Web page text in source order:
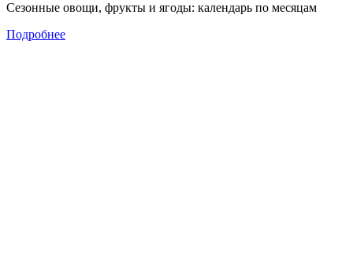
Сезонные овощи, фрукты и ягоды: календарь по месяцам
Подробнее